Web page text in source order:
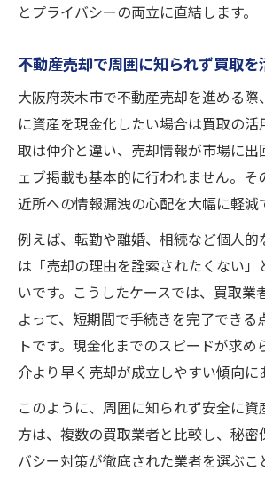
とプライバシーの両立に直結します。
不動産売却で周囲に知られず買取を
大阪府茨木市で不動産売却を進める際
に資産を現金化したい場合は買取の活
取は仲介と違い、売却情報が市場に出
ェブ掲載も基本的に行われません。そ
近所への情報漏洩の心配を大幅に軽減
例えば、転勤や離婚、相続など個人的
は「売却の理由を詮索されたくない」
いです。こうしたケースでは、買取業
よって、短期間で手続きを完了できる
トです。現金化までのスピードが求め
介より早く売却が成立しやすい傾向に
このように、周囲に知られず安全に資
方は、複数の買取業者と比較し、秘密
バシー対策が徹底された業者を選ぶこ